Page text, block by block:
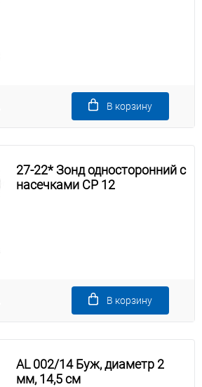
В корзину
27-22* Зонд односторонний с
насечками СР 12
В корзину
AL 002/14 Буж, диаметр 2
мм, 14,5 см